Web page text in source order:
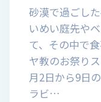
砂漠で過ごし
いめい庭先や
て、その中で
ヤ教のお祭り
月2日から9日
ラビ…